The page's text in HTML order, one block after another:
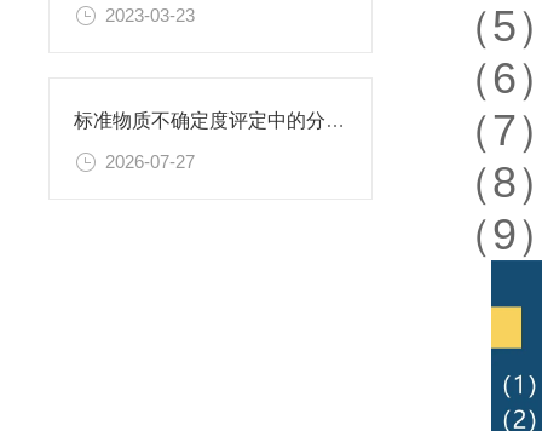
2023-03-23
标准物质不确定度评定中的分量识别与量化计算方法
2026-07-27
（
（
（
（
（